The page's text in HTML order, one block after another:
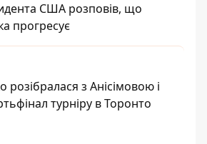
США розповів, що
прогресує
розібралася з Анісімовою і
турніру в Торонто